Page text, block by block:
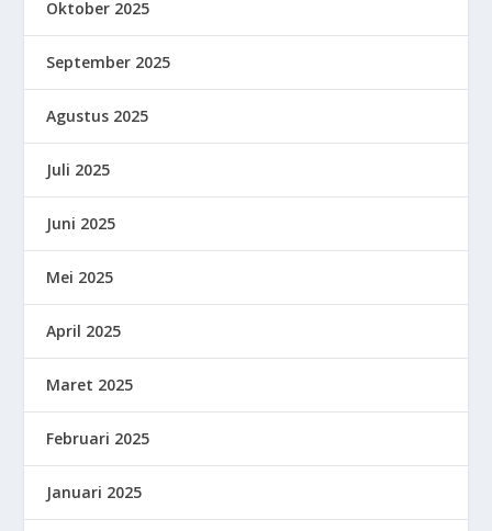
Oktober 2025
September 2025
Agustus 2025
Juli 2025
Juni 2025
Mei 2025
April 2025
Maret 2025
Februari 2025
Januari 2025